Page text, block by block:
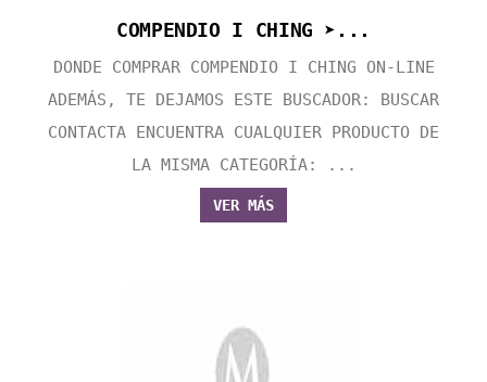
COMPENDIO I CHING ➤...
DONDE COMPRAR COMPENDIO I CHING ON-LINE
ADEMÁS, TE DEJAMOS ESTE BUSCADOR: BUSCAR
CONTACTA ENCUENTRA CUALQUIER PRODUCTO DE
LA MISMA CATEGORÍA: ...
VER MÁS